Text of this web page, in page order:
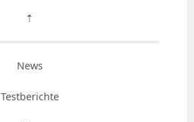
⇡
News
Testberichte